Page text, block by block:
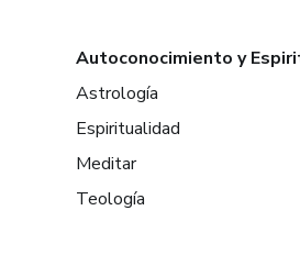
Autoconocimiento y
Astrología
Espiritualidad
Meditar
Teología